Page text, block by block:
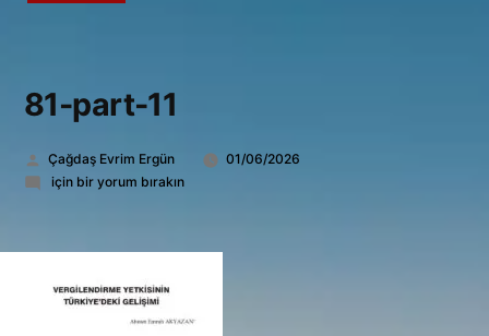
81-part-11
Gönderen:
Çağdaş Evrim Ergün
01/06/2026
81-
için bir yorum bırakın